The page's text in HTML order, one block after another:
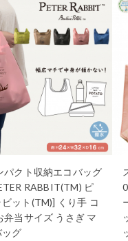
パクト収納エコバッグ
RABBIT(TM) ピ
ット(TM)] くり手 コ
弁当サイズ うさぎ マ
ッグ